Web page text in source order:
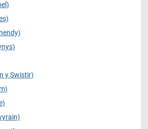
y Swistir)